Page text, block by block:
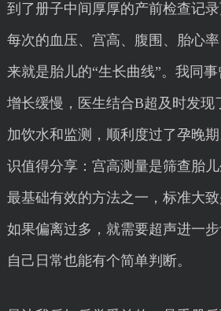
到了册子中间厚厚的产前检查记录
每次的血压、宫高、腹围、胎心
来就是胎儿的“生长曲线”。我同
增长缓慢，医生结合B超及时发现
加饮水和监测，顺利度过了孕晚
识值得分享：宫高测量是筛查胎儿
最基础有效的方法之一，标准大致
如果偏离过多，就需要超声进一步
自己日常也能有个简单判断。